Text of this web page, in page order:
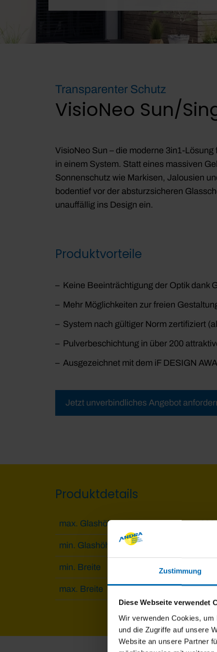
Zustimmung
Diese Webseite verwendet
Wir verwenden Cookies,
und die Zugriffe auf unsere
Website an unsere Partner
Transparenter Schutz
VisioNeo Sun/
VisioNeo Sun – die moderne 3in1-
in einem System. Statt eines massiven
Sonnenschutz wie Markisen, Jalousien
bodentief vor der absturzsicheren
unauffällig ins Design ein.
Produktvorteile
Keine Beeinträchtigung der Optik dank
Mehr Möglichkeiten zur freien
System nach gültiger Norm zertifiziert
Pulverbeschichtung in über 200
Ausgezeichnet mit dem iF DESIGN
Jetzt unverbindliches Angebot
Produktdetails
max. Glashöhe 1200
min. Glashöhe
min. Breite 350
max. Breite 2500